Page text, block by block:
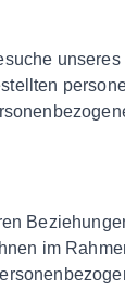
unseres
im